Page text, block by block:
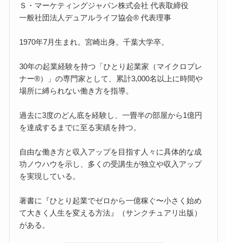
Ｓ・マーケティングジャパン株式会社 代表取締役
一般社団法人デュアルライフ協会® 代表理事
1970年7月生まれ。宮崎出身。千葉大学卒。
30年の起業経験を持つ「ひとり起業家（マイクロプレ
ナー®）」の専門家として、累計3,000名以上に時間や
場所に縛られない働き方を指導。
過去に3度のどん底を経験し、一畳半の部屋から1億円
を達成するまでに至る実績を持つ。
自由な働き方と収入アップを目指す人々に具体的な成
功ノウハウを示し、多くの受講生が独立や収入アップ
を実現している。
著書に『ひとり起業でゼロから一億稼ぐ〜小さく始め
て大きく人生を変える方法』（サンクチュアリ出版）
がある。